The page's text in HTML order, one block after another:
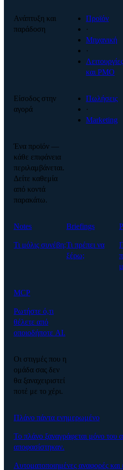
Ανάπτυξη και
παράδοση
Προϊόν
·
Μηχανική
·
Λειτουργίες
και PMO
Είσοδος στην
αγορά
Πωλήσεις
·
Marketing
Ένα προϊόν —
κάθε επιφάνεια
περιλαμβάνεται.
Δείτε καθεμία
από κοντά
παρακάτω.
Notes
Τι μόλις συνέβη;
Briefings
Τι πρέπει να
ξέρω;
MCP
Ρωτήστε ό,τι
θέλετε από
οποιοδήποτε AI.
Οι στιγμές που η
ομάδα σας δεν
θα ξαναχειριστεί
ποτέ με το χέρι.
Πλάνο πάντα ενημερωμένο
Το πλάνο ξαναγράφεται μόνο του
αποφασίστηκαν.
Αυτοματοποιημένες αναφορές και